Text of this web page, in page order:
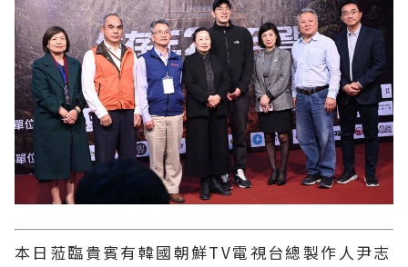
本日蒞臨貴賓有韓國朝鮮TV電視台總製作人尹志